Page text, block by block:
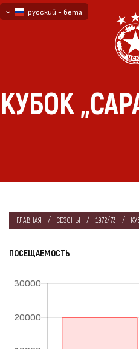
русский - бета
КУБОК
ГЛАВНАЯ СЕЗОНЫ 1972/73
ПОСЕЩАЕМОСТЬ